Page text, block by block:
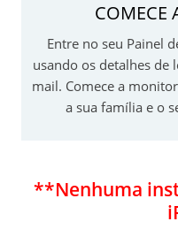
COMECE
Entre no seu Painel
usando os detalhes de
mail. Comece a
a sua família e o
**Nenhuma